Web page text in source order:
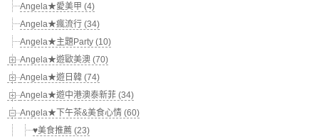
Angela★愛美甲 (4)
Angela★瘋流行 (34)
Angela★主題Party (10)
Angela★遊歐美澳 (70)
Angela★遊日韓 (74)
Angela★遊中港澳泰新菲 (34)
Angela★下午茶&美食心情 (60)
♥美食推薦 (23)